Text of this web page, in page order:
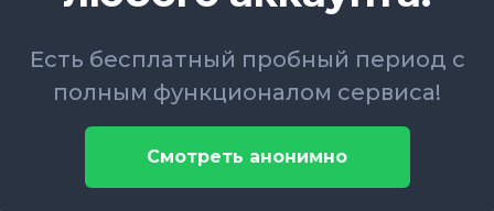
Есть бесплатный пробный период с
полным функционалом сервиса!
Смотреть анонимно